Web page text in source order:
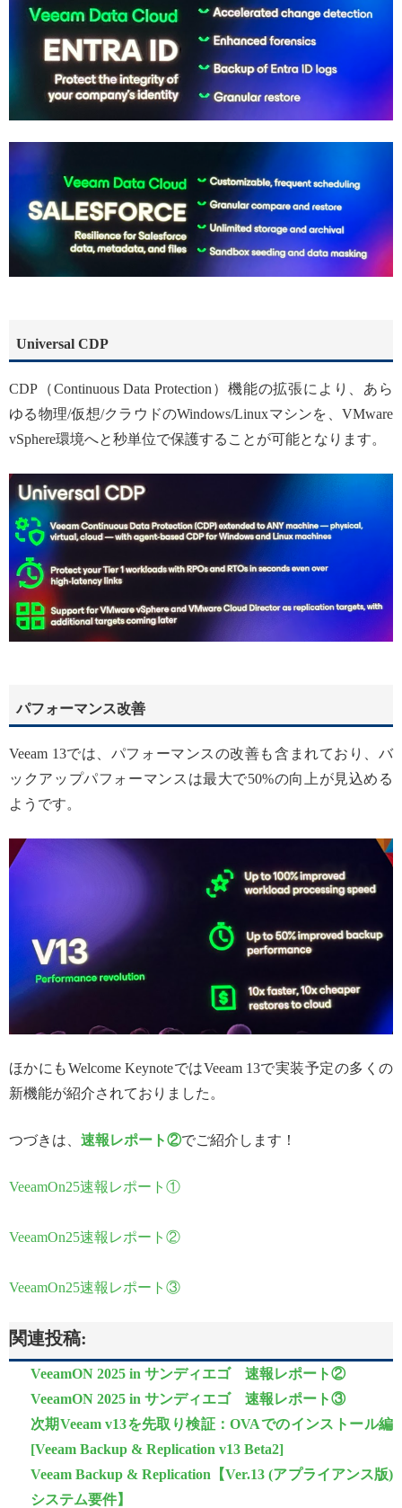
Universal CDP
CDP（Continuous Data Protection）機能の拡張により、あら
ゆる物理/仮想/クラウドのWindows/Linuxマシンを、VMware
vSphere環境へと秒単位で保護することが可能となります。
パフォーマンス改善
Veeam 13では、パフォーマンスの改善も含まれており、バ
ックアップパフォーマンスは最大で50%の向上が見込める
ようです。
ほかにもWelcome KeynoteではVeeam 13で実装予定の多くの
新機能が紹介されておりました。
つづきは、 速報レポート②でご紹介します！
VeeamOn25速報レポート①
VeeamOn25速報レポート②
VeeamOn25速報レポート③
関連投稿:
VeeamON 2025 in サンディエゴ 速報レポート②
VeeamON 2025 in サンディエゴ 速報レポート③
次期Veeam v13を先取り検証：OVAでのインストール編
[Veeam Backup & Replication v13 Beta2]
Veeam Backup & Replication【Ver.13 (アプライアンス版)
システム要件】